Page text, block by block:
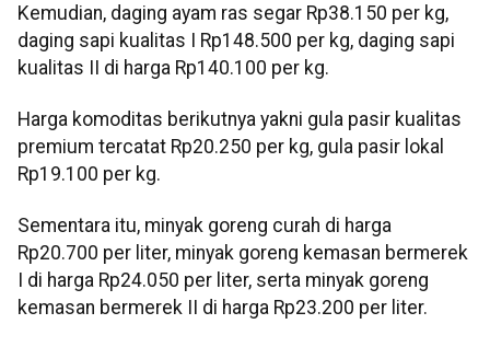
Kemudian, daging ayam ras segar Rp38.150 per kg,
daging sapi kualitas I Rp148.500 per kg, daging sapi
kualitas II di harga Rp140.100 per kg.
Harga komoditas berikutnya yakni gula pasir kualitas
premium tercatat Rp20.250 per kg, gula pasir lokal
Rp19.100 per kg.
Sementara itu, minyak goreng curah di harga
Rp20.700 per liter, minyak goreng kemasan bermerek
I di harga Rp24.050 per liter, serta minyak goreng
kemasan bermerek II di harga Rp23.200 per liter.